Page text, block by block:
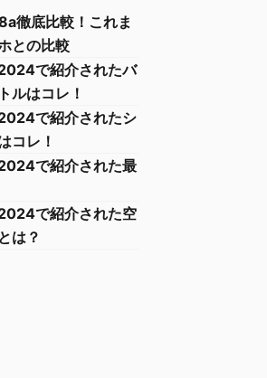
徹底比較！これま
との比較
で紹介されたバ
ルはコレ！
で紹介されたシ
コレ！
で紹介された最
で紹介された空
は？